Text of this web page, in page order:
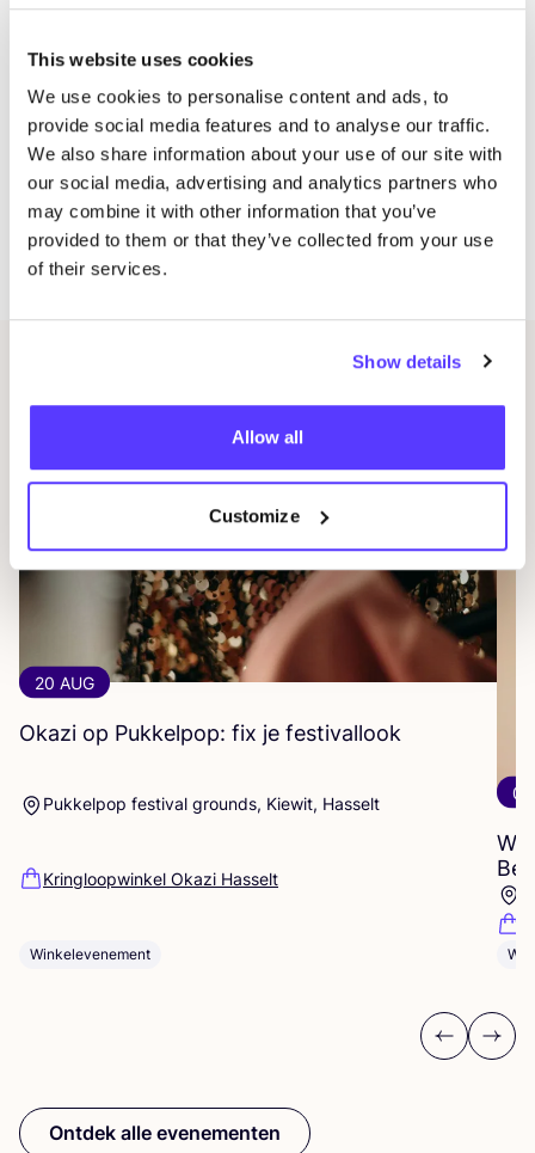
This website uses cookies
We use cookies to personalise content and ads, to
provide social media features and to analyse our traffic.
We also share information about your use of our site with
our social media, advertising and analytics partners who
may combine it with other information that you’ve
provided to them or that they’ve collected from your use
of their services.
Show details
Allow all
Customize
4plaatsen)
Prijs: €145,00.
De work­shop gaat pas door bij min2inschrijvingen.
(Foto’s door Elien Jansen)
Als deze data niet pas­sen, mag je gerust een mail­tje
stu­ren en dan zoe­ken ze naar een dag die wel
uitkomt.
20 AUG
Okazi op Pukkelpop: fix je festivallook
Pukkelpop festival grounds, Kiewit, Hasselt
Kringloopwinkel Okazi Hasselt
Winkelevenement
07
Previous
Next
Ontdek alle evenementen